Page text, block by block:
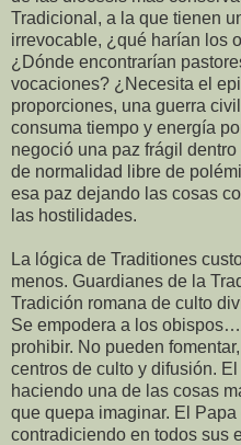
Tradicional, a la que tienen
irrevocable, ¿qué harían los
¿Dónde encontrarían
vocaciones? ¿Necesita el
proporciones, una guerra
consuma tiempo y energía
negoció una paz frágil
de normalidad libre de
esa paz dejando las cosas
las hostilidades.
La lógica de Traditiones
menos. Guardianes de la
Tradición romana de culto
Se empodera a los
prohibir. No pueden
centros de culto y difusión.
haciendo una de las cosas
que quepa imaginar. El
contradiciendo en todos sus